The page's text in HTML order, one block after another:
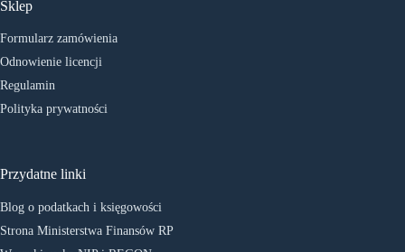
Sklep
Formularz zamówienia
Odnowienie licencji
Regulamin
Polityka prywatności
Przydatne linki
Blog o podatkach i księgowości
Strona Ministerstwa Finansów RP